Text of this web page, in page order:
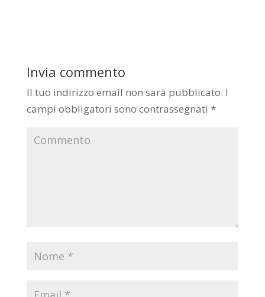
Invia commento
Il tuo indirizzo email non sarà pubblicato. I
campi obbligatori sono contrassegnati *